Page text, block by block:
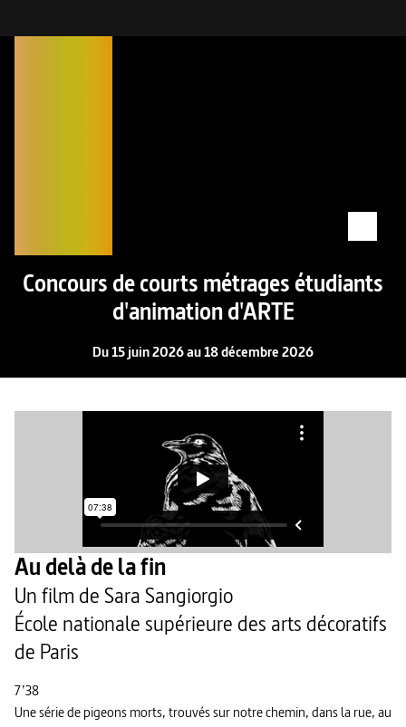
Concours de courts métrages étudiants
d'animation d'ARTE
Du 15 juin 2026 au 18 décembre 2026
Au delà de la fin
Un film de Sara Sangiorgio
École nationale supérieure des arts décoratifs
de Paris
7’38
Une série de pigeons morts, trouvés sur notre chemin, dans la rue, au